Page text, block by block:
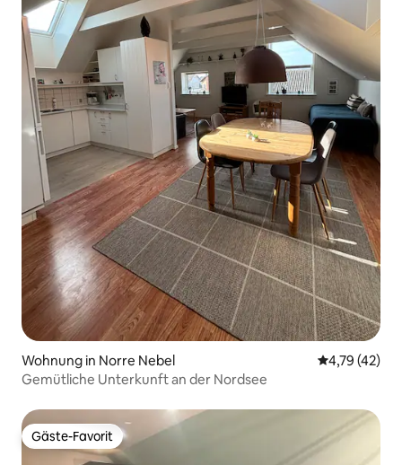
Wohnung in Norre Nebel
4,79 (42)
Gemütliche Unterkunft an der Nordsee
Gäste-Favorit
Gäste-Favorit